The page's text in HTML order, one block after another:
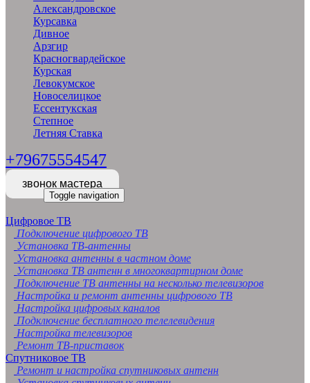
Александровское
Курсавка
Дивное
Арзгир
Красногвардейское
Курская
Левокумское
Новоселицкое
Ессентукская
Степное
Летняя Ставка
+79675554547
звонок мастера
Toggle navigation
Цифровое ТВ
Подключение цифрового ТВ
Установка ТВ-антенны
Установка антенны в частном доме
Установка ТВ антенн в многоквартирном доме
Подключение ТВ антенны на несколько телевизоров
Настройка и ремонт антенны цифрового ТВ
Настройка цифровых каналов
Подключение бесплатного телелевидения
Настройка телевизоров
Ремонт ТВ-приставок
Спутниковое ТВ
Ремонт и настройка спутниковых антенн